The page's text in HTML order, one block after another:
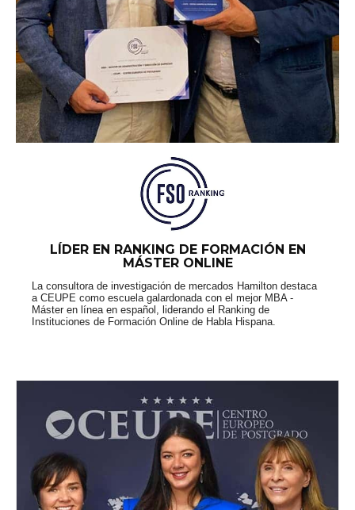
LÍDER EN RANKING DE FORMACIÓN EN
MÁSTER ONLINE
La consultora de investigación de mercados Hamilton destaca
a CEUPE como escuela galardonada con el mejor MBA -
Máster en línea en español, liderando el Ranking de
Instituciones de Formación Online de Habla Hispana.